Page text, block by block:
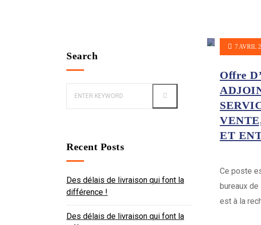
Search
Recent Posts
Des délais de livraison qui font la
différence !
Des délais de livraison qui font la
7 AVRIL
Offre
ET
Ce poste
bureaux de
est à la